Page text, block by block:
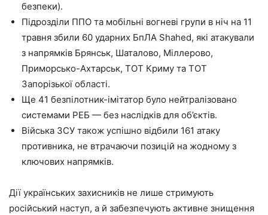
безпеки).
Підрозділи ППО та мобільні вогневі групи в ніч на 11
травня збили 60 ударних БпЛА Shahed, які атакували
з напрямків Брянськ, Шаталово, Міллерово,
Приморсько-Ахтарськ, ТОТ Криму та ТОТ
Запорізької області.
Ще 41 безпілотник-імітатор було нейтралізовано
системами РЕБ — без наслідків для об’єктів.
Війська ЗСУ також успішно відбили 161 атаку
противника, не втрачаючи позицій на жодному з
ключових напрямків.
Дії українських захисників не лише стримують
російський наступ, а й забезпечують активне знищення